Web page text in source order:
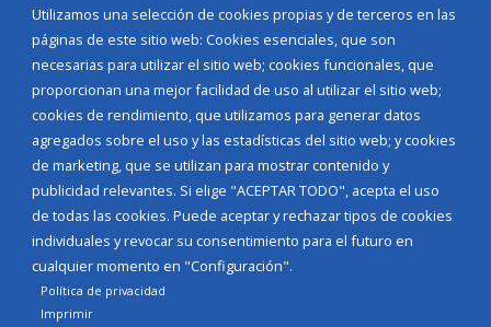
Utilizamos una selección de cookies propias y de terceros en las
páginas de este sitio web: Cookies esenciales, que son
necesarias para utilizar el sitio web; cookies funcionales, que
proporcionan una mejor facilidad de uso al utilizar el sitio web;
cookies de rendimiento, que utilizamos para generar datos
agregados sobre el uso y las estadísticas del sitio web; y cookies
de marketing, que se utilizan para mostrar contenido y
publicidad relevantes. Si elige "ACEPTAR TODO", acepta el uso
de todas las cookies. Puede aceptar y rechazar tipos de cookies
individuales y revocar su consentimiento para el futuro en
cualquier momento en "Configuración".
Política de privacidad
Imprimir
Aviso Legal Política de privacidad
Política de Cookies
Declaración de accesibilidad